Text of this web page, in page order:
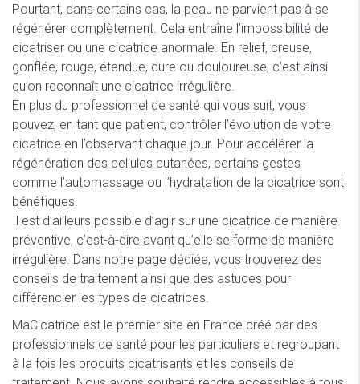
Pourtant, dans certains cas, la peau ne parvient pas à se
régénérer complètement. Cela entraîne l’impossibilité de
cicatriser ou une cicatrice anormale. En relief, creuse,
gonflée, rouge, étendue, dure ou douloureuse, c’est ainsi
qu’on reconnaît une cicatrice irrégulière.
En plus du professionnel de santé qui vous suit, vous
pouvez, en tant que patient, contrôler l’évolution de votre
cicatrice en l’observant chaque jour. Pour accélérer la
régénération des cellules cutanées, certains gestes
comme l’automassage ou l’hydratation de la cicatrice sont
bénéfiques.
Il est d’ailleurs possible d’agir sur une cicatrice de manière
préventive, c’est-à-dire avant qu’elle se forme de manière
irrégulière. Dans notre page dédiée, vous trouverez des
conseils de traitement ainsi que des astuces pour
différencier les types de cicatrices.
MaCicatrice est le premier site en France créé par des
professionnels de santé pour les particuliers et regroupant
à la fois les produits cicatrisants et les conseils de